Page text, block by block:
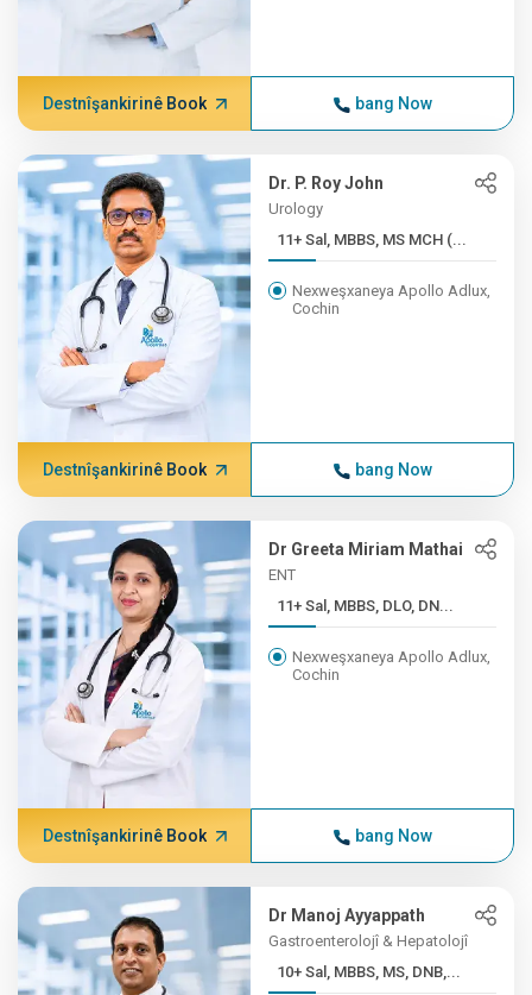
Destnîşankirinê Book bang Now
Dr. P. Roy John
Urology
11+ Sal, MBBS, MS MCH (...
Nexweşxaneya Apollo Adlux,
Cochin
Destnîşankirinê Book bang Now
Dr Greeta Miriam Mathai
ENT
11+ Sal, MBBS, DLO, DN...
Nexweşxaneya Apollo Adlux,
Cochin
Destnîşankirinê Book bang Now
Dr Manoj Ayyappath
Gastroenterolojî & Hepatolojî
10+ Sal, MBBS, MS, DNB,...